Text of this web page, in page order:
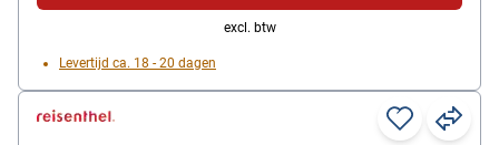
excl. btw
Levertijd ca. 18 - 20 dagen